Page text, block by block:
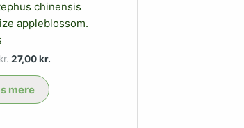
chinensis
appleblossom.
27,00kr.
mere